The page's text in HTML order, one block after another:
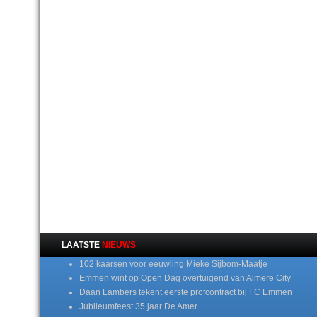
LAATSTE NIEUWS
102 kaarsen voor eeuwling Mieke Sijbom-Maatje
Emmen wint op Open Dag overtuigend van Almere City
Daan Lambers tekent eerste profcontract bij FC Emmen
Jubileumfeest 35 jaar De Amer